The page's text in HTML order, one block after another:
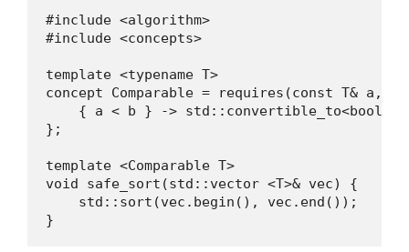
#include <algorithm>
#include <concepts>
template <typename T>
concept Comparable = requires(const T& a,
    { a < b } -> std::convertible_to<bool>;
};
template <Comparable T>
void safe_sort(std::vector <T>& vec) {
    std::sort(vec.begin(), vec.end());
}